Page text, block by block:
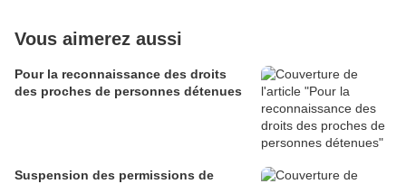
Vous aimerez aussi
Pour la reconnaissance des droits
des proches de personnes détenues
Suspension des permissions de